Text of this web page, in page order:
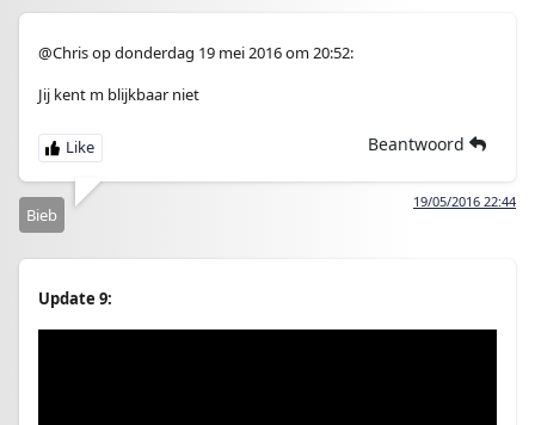
@Chris op donderdag 19 mei 2016 om 20:52:
Jij kent m blijkbaar niet
Beantwoord
19/05/2016 22:44
Bieb
Update 9: